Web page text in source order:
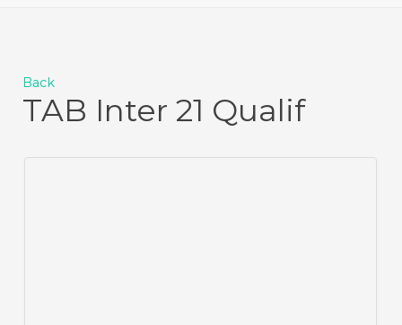
Back
TAB Inter 21 Qualif